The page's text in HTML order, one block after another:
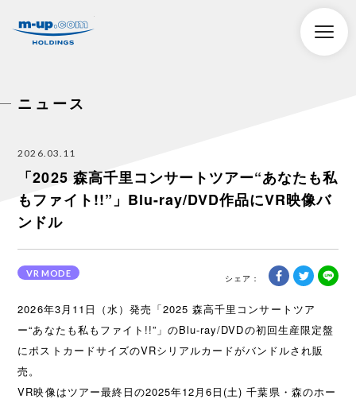
株式会社エムアップホールディングス
toggle
ニュース
2026.03.11
「2025 森高千里コンサートツアー“あなたも私
もファイト!!”」Blu-ray/DVD作品にVR映像バ
ンドル
VR MODE
2026年3月11日（水）発売「2025 森高千里コンサートツア
ー“あなたも私もファイト!!”」のBlu-ray/DVDの初回生産限定盤
にポストカードサイズのVRシリアルカードがバンドルされ販
売。
VR映像はツアー最終日の2025年12月6日(土) 千葉県・森のホー